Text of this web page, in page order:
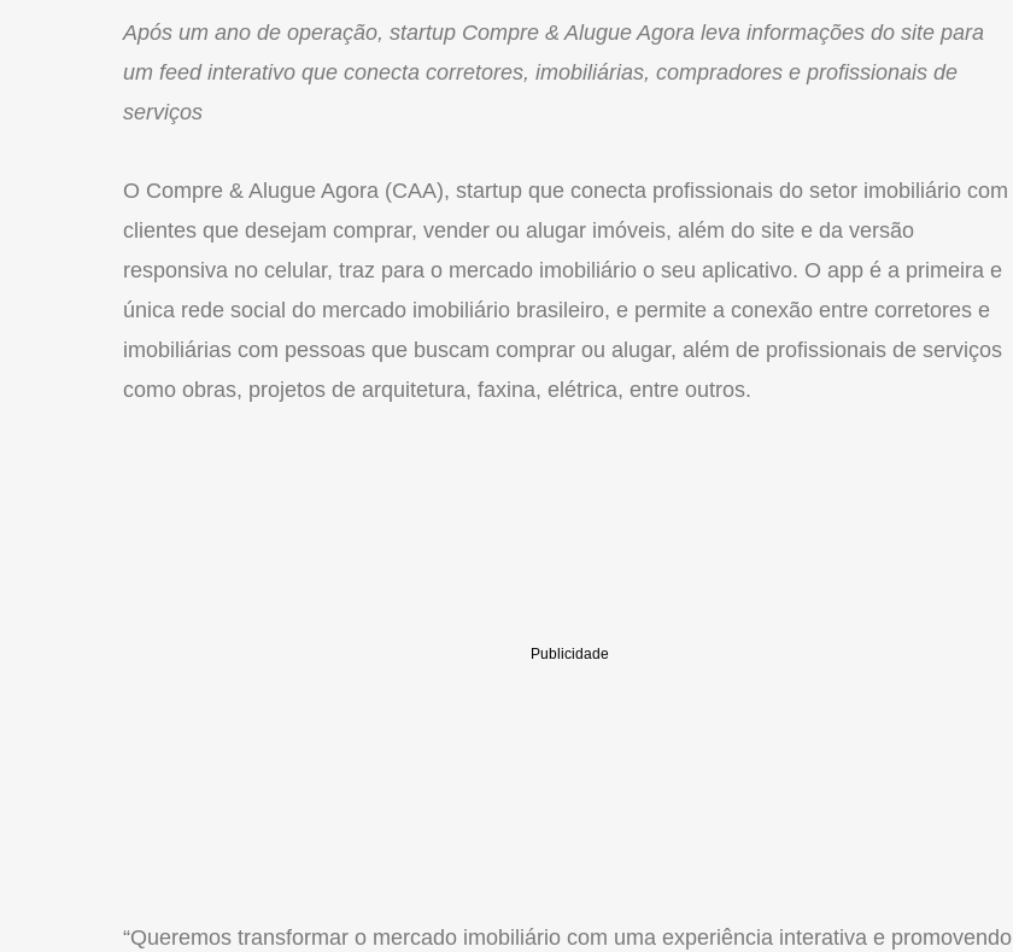
Após um ano de operação, startup Compre & Alugue Agora leva informações do site para
um feed interativo que conecta corretores, imobiliárias, compradores e profissionais de
serviços
O Compre & Alugue Agora (CAA), startup que conecta profissionais do setor imobiliário com
clientes que desejam comprar, vender ou alugar imóveis, além do site e da versão
responsiva no celular, traz para o mercado imobiliário o seu aplicativo. O app é a primeira e
única rede social do mercado imobiliário brasileiro, e permite a conexão entre corretores e
imobiliárias com pessoas que buscam comprar ou alugar, além de profissionais de serviços
como obras, projetos de arquitetura, faxina, elétrica, entre outros.
“Queremos transformar o mercado imobiliário com uma experiência interativa e promovendo